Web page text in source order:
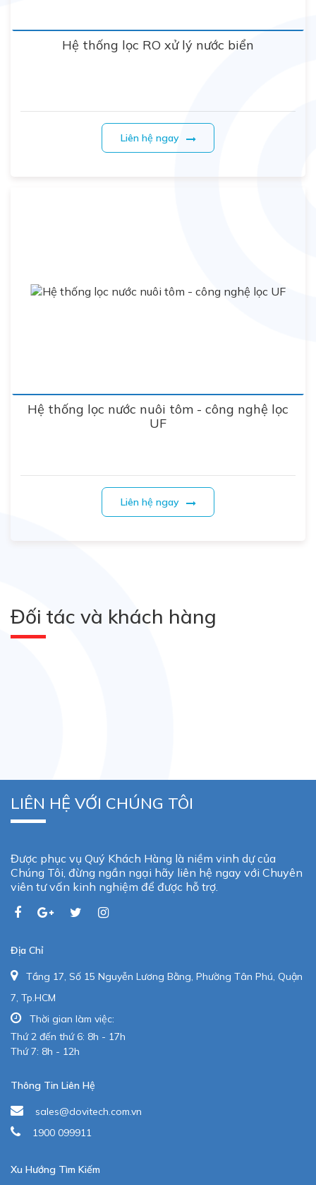
Hệ thống lọc RO xử lý nước biển
Liên hệ ngay
Hệ thống lọc nước nuôi tôm - công nghệ lọc
UF
Liên hệ ngay
Đối tác và khách hàng
LIÊN HỆ VỚI CHÚNG TÔI
Được phục vụ Quý Khách Hàng là niềm vinh dự của
Chúng Tôi, đừng ngần ngại hãy liên hệ ngay với Chuyên
viên tư vấn kinh nghiệm để được hỗ trợ.
Địa Chỉ
Tầng 17, Số 15 Nguyễn Lương Bằng, Phường Tân Phú, Quận
7, Tp.HCM
Thời gian làm việc:
Thứ 2 đến thứ 6: 8h - 17h
Thứ 7: 8h - 12h
Thông Tin Liên Hệ
sales@dovitech.com.vn
1900 099911
Xu Hướng Tìm Kiếm